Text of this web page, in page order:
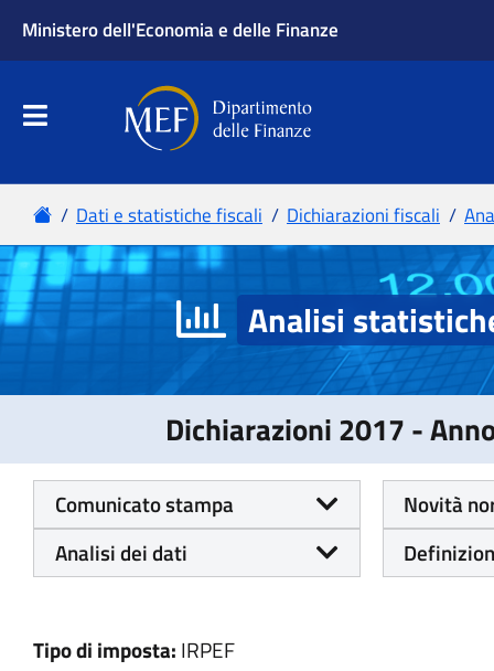
Analisi
Dichiarazioni 2017 -
Comunicato stampa
Novità
Analisi dei dati
Tipo di imposta: IRPEF